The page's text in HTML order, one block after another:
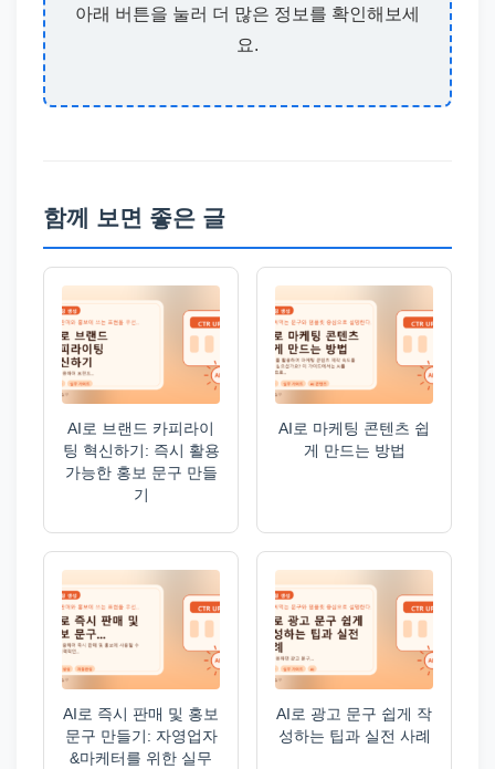
아래 버튼을 눌러 더 많은 정보를 확인해보세
요.
함께 보면 좋은 글
AI로 브랜드 카피라이
팅 혁신하기: 즉시 활용
가능한 홍보 문구 만들
기
AI로 마케팅 콘텐츠 쉽
게 만드는 방법
AI로 즉시 판매 및 홍보
문구 만들기: 자영업자
&마케터를 위한 실무
AI로 광고 문구 쉽게 작
성하는 팁과 실전 사례